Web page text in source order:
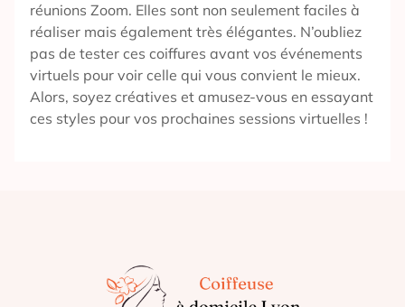
réunions Zoom. Elles sont non seulement faciles à
réaliser mais également très élégantes. N’oubliez
pas de tester ces coiffures avant vos événements
virtuels pour voir celle qui vous convient le mieux.
Alors, soyez créatives et amusez-vous en essayant
ces styles pour vos prochaines sessions virtuelles !